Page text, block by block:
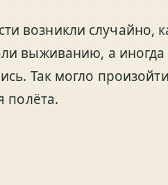
возникли случайно,
выживанию, а
Так могло
полёта.